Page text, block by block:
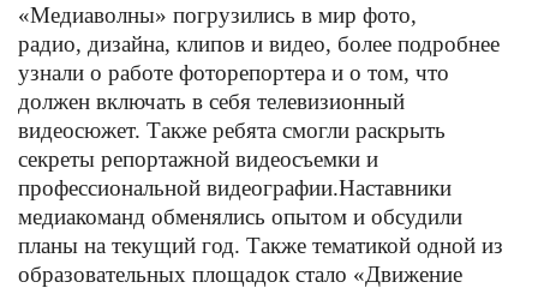
«Медиаволны» погрузились в мир фото,
радио, дизайна, клипов и видео, более подробнее
узнали о работе фоторепортера и о том, что
должен включать в себя телевизионный
видеосюжет. Также ребята смогли раскрыть
секреты репортажной видеосъемки и
профессиональной видеографии.Наставники
медиакоманд обменялись опытом и обсудили
планы на текущий год. Также тематикой одной из
образовательных площадок стало «Движение